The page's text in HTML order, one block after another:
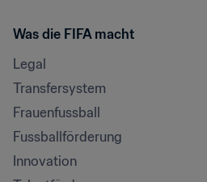
Was die FIFA macht
Legal
Transfersystem
Frauenfussball
Fussballförderung
Innovation